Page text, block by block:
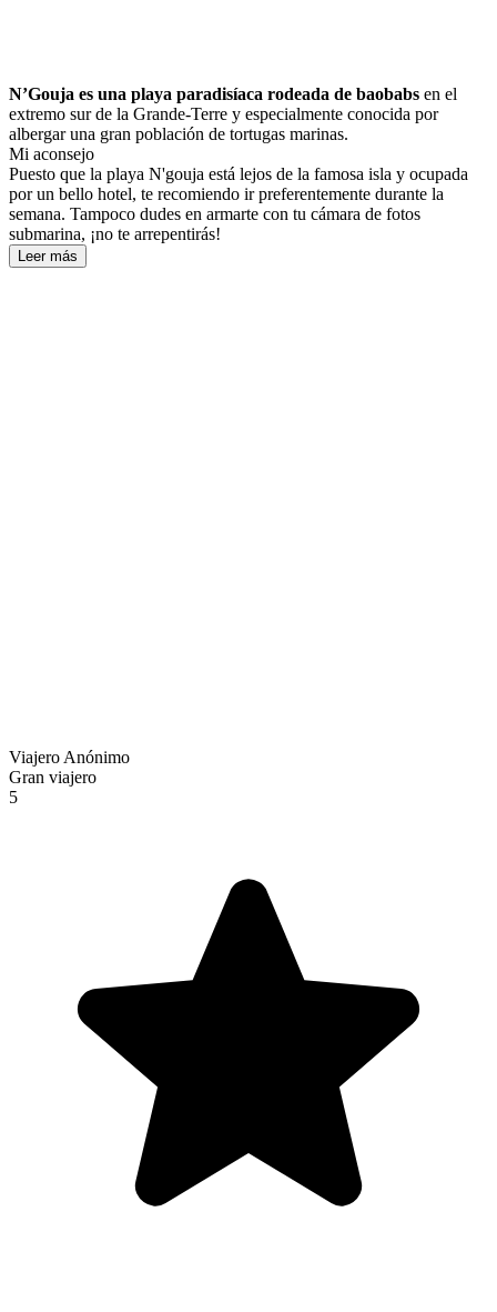
N’Gouja es una playa paradisíaca rodeada de baobabs en el
extremo sur de la Grande-Terre y especialmente conocida por
albergar una gran población de tortugas marinas.
Mi aconsejo
Puesto que la playa N'gouja está lejos de la famosa isla y ocupada
por un bello hotel, te recomiendo ir preferentemente durante la
semana. Tampoco dudes en armarte con tu cámara de fotos
submarina, ¡no te arrepentirás!
Leer más
Viajero Anónimo
Gran viajero
5